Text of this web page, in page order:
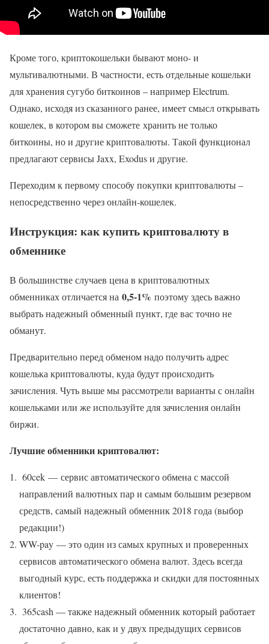
Кроме того, криптокошельки бывают моно- и
мультивалютными. В частности, есть отдельные кошельки
для хранения сугубо биткоинов – например Electrum.
Однако, исходя из сказанного ранее, имеет смысл открывать
кошелек, в котором вы сможете хранить не только
биткоины, но и другие криптовалюты. Такой функционал
предлагают сервисы Jaxx, Exodus и другие.
Переходим к первому способу покупки криптовалюты –
непосредственно через онлайн-кошелек.
Инструкция: как купить криптовалюту в
обменнике
В большинстве случаев цена в криптовалютных
обменниках отличается на 0,5-1% поэтому здесь важно
выбрать надежный обменный пункт, где вас точно не
обманут.
Предварительно перед обменом надо получить адрес
кошелька криптовалюты, куда будут происходить
зачисления. Чуть выше мы рассмотрели варианты с онлайн
кошельками или же используйте для зачисления онлайн
биржи.
Лучшие обменники криптовалют:
60cek — сервис автоматического обмена с массой
направлений валютных пар и самым большим резервом
средств, самый надежный обменник 2018 года (выбор
редакции!)
WW-pay — это один из самых крупных и проверенных
сервисов автоматического обмена валют. Здесь всегда
выгодный курс, есть поддержка и скидки для постоянных
клиентов!
365cash — также надежный обменник который работает
достаточно давно, как и у двух предыдущих сервисов